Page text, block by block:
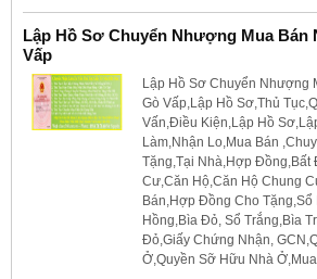
Lập Hồ Sơ Chuyển Nhượng Mua Bán
Vấp
Lập Hồ Sơ Chuyển Nhượng
Gò Vấp,Lập Hồ Sơ,Thủ
Vấn,Điều Kiện,Lập Hồ
Làm,Nhận Lo,Mua Bán
Tặng,Tại Nhà,Hợp Đồng,Bất
Cư,Căn Hộ,Căn Hộ Chung
Bán,Hợp Đồng Cho Tặng,Sổ
Hồng,Bìa Đỏ, Sổ Trắng,Bìa
Đỏ,Giấy Chứng Nhận,
Ở,Quyền Sỡ Hữu Nhà